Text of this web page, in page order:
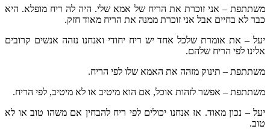
משתתפת – אני זוכרת את הריח של אמא שלי. היה לה ריח מופלא. היא
כבר לא בחיים אבל אני זוכרת ממנה את הריח מאוד חזק.
יעל – את אומרת שלכל אחד יש ריח יחודי ואנחנו נזהה אנשים קרובים
אלינו לפי הריח שלהם.
משתתפת – תינוק מזהה את האמא שלו לפי הריח.
משתתפת – אפשר לזהות אוכל, אם הוא מיטיב או לא מיטיב, לפי הריח.
יעל – נכון מאוד. אז אנחנו יכולים לפי ריח להבחין אם משהו טוב או לא
טוב.